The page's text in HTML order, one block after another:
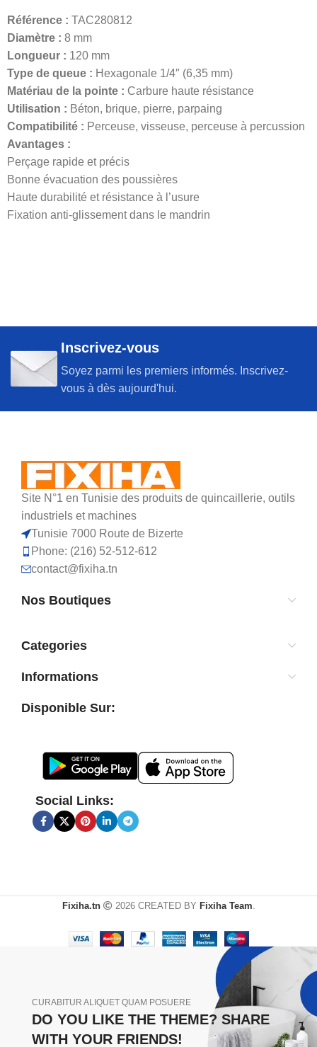
Référence : TAC280812
Diamètre : 8 mm
Longueur : 120 mm
Type de queue : Hexagonale 1/4″ (6,35 mm)
Matériau de la pointe : Carbure haute résistance
Utilisation : Béton, brique, pierre, parpaing
Compatibilité : Perceuse, visseuse, perceuse à percussion
Avantages :
Perçage rapide et précis
Bonne évacuation des poussières
Haute durabilité et résistance à l’usure
Fixation anti-glissement dans le mandrin
Inscrivez-vous
Soyez parmi les premiers informés. Inscrivez-
vous à dès aujourd'hui.
Site N°1 en Tunisie des produits de quincaillerie, outils
industriels et machines
Tunisie 7000 Route de Bizerte
Phone: (216) 52-512-612
contact@fixiha.tn
Nos Boutiques
Categories
Informations
Disponible Sur:
Social Links:
Fixiha.tn 2026 CREATED BY Fixiha Team.
CURABITUR ALIQUET QUAM POSUERE
DO YOU LIKE THE THEME? SHARE
WITH YOUR FRIENDS!